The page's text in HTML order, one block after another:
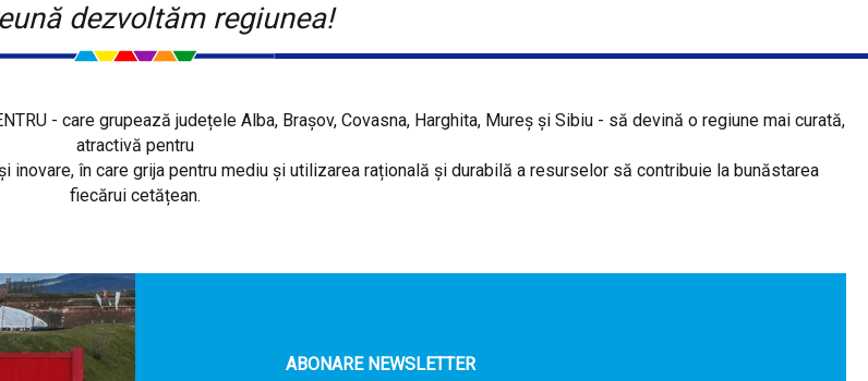
dezvoltăm regiunea!
- care grupează județele Alba, Brașov, Covasna, Harghita, Mureș și Sibiu - să devină o regiune mai curată,
atractivă pentru
în care grija pentru mediu și utilizarea rațională și durabilă a resurselor să contribuie la bunăstarea
fiecărui cetățean.
ABONARE NEWSLETTER